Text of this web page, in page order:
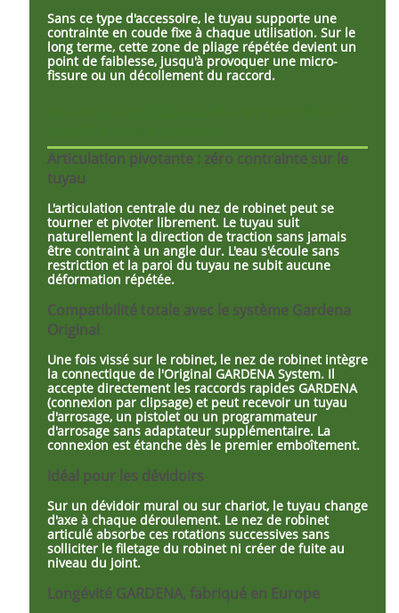
Sans ce type d'accessoire, le tuyau supporte une
contrainte en coude fixe à chaque utilisation. Sur le
long terme, cette zone de pliage répétée devient un
point de faiblesse, jusqu'à provoquer une micro-
fissure ou un décollement du raccord.
Articulation pivotante : zéro contrainte sur le
tuyau
L'articulation centrale du nez de robinet peut se
tourner et pivoter librement. Le tuyau suit
naturellement la direction de traction sans jamais
être contraint à un angle dur. L'eau s'écoule sans
restriction et la paroi du tuyau ne subit aucune
déformation répétée.
Compatibilité totale avec le système Gardena
Original
Une fois vissé sur le robinet, le nez de robinet intègre
la connectique de l'Original GARDENA System. Il
accepte directement les raccords rapides GARDENA
(connexion par clipsage) et peut recevoir un tuyau
d'arrosage, un pistolet ou un programmateur
d'arrosage sans adaptateur supplémentaire. La
connexion est étanche dès le premier emboîtement.
Idéal pour les dévidoirs
Sur un dévidoir mural ou sur chariot, le tuyau change
d'axe à chaque déroulement. Le nez de robinet
articulé absorbe ces rotations successives sans
solliciter le filetage du robinet ni créer de fuite au
niveau du joint.
Longévité GARDENA, fabriqué en Europe